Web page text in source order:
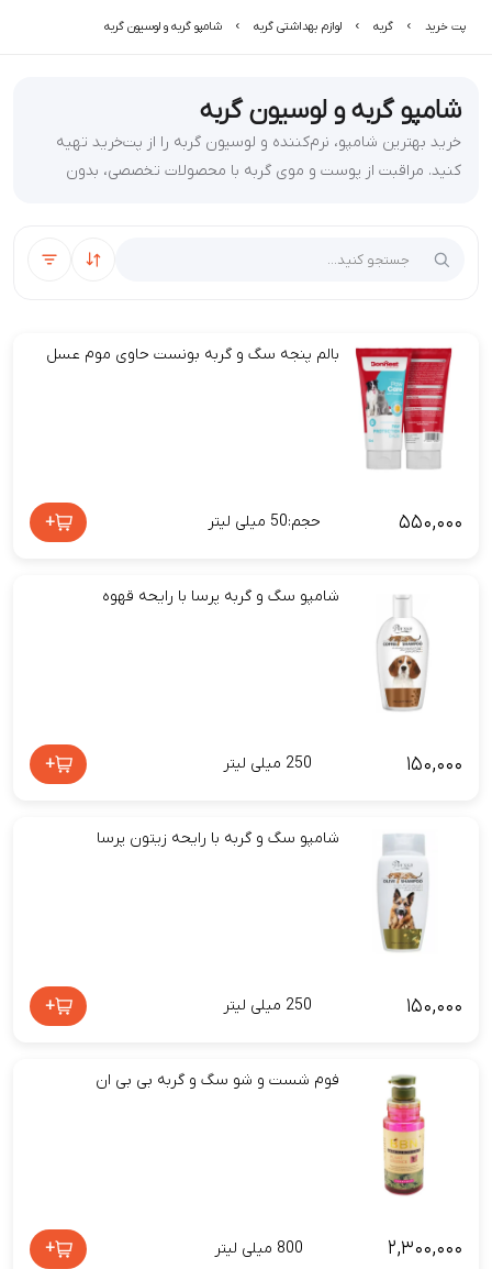
پت خرید گربه لوازم بهداشتی گربه شامپو گربه و لوسیون گربه
شامپو گربه و لوسیون گربه
خرید بهترین شامپو، نرم‌کننده و لوسیون گربه را از پت‌خرید تهیه
کنید. مراقبت از پوست و موی گربه با محصولات تخصصی، بدون
مرتب‌سازی
فیلتر
بالم پنجه سگ و گربه بونست حاوی موم عسل
۵۵۰,۰۰۰ حجم:50 میلی لیتر +
شامپو سگ و گربه پرسا با رایحه قهوه
۱۵۰,۰۰۰ 250 میلی لیتر +
شامپو سگ و گربه با رایحه زیتون پرسا
۱۵۰,۰۰۰ 250 میلی لیتر +
فوم شست و شو سگ و گربه بی بی ان
۲,۳۰۰,۰۰۰ 800 میلی لیتر +